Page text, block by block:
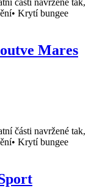
Krytí bungee
Mares
části navržené tak,
Krytí bungee